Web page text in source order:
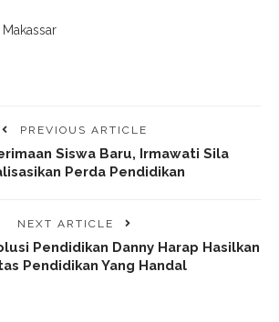
PREVIOUS ARTICLE
Siswa Baru, Irmawati Sila
Perda Pendidikan
NEXT ARTICLE
Pendidikan Danny Harap Hasilkan
Pendidikan Yang Handal